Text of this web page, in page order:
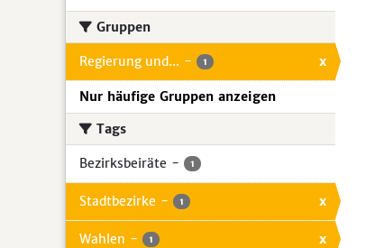
Gruppen
Regierung und... - 1 x
Nur häufige Gruppen anzeigen
Tags
Bezirksbeiräte - 1
Stadtbezirke - 1 x
Wahlen - 1 x